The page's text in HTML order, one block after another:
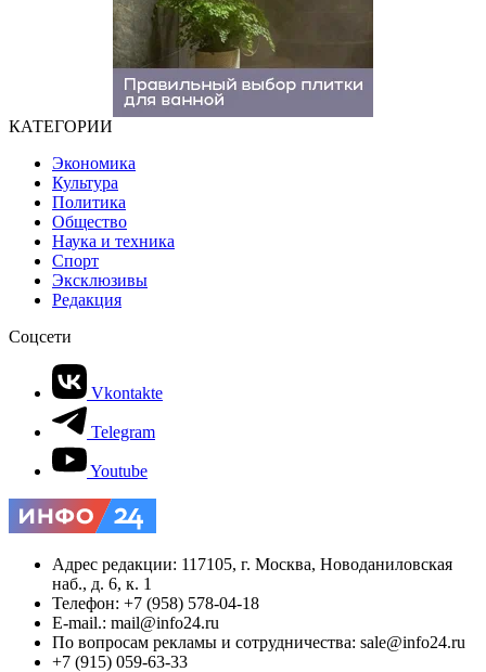
КАТЕГОРИИ
Экономика
Культура
Политика
Общество
Наука и техника
Спорт
Эксклюзивы
Редакция
Соцсети
Vkontakte
Telegram
Youtube
Адрес редакции: 117105, г. Москва, Новоданиловская
наб., д. 6, к. 1
Телефон: +7 (958) 578-04-18
E-mail.: mail@info24.ru
По вопросам рекламы и сотрудничества: sale@info24.ru
+7 (915) 059-63-33